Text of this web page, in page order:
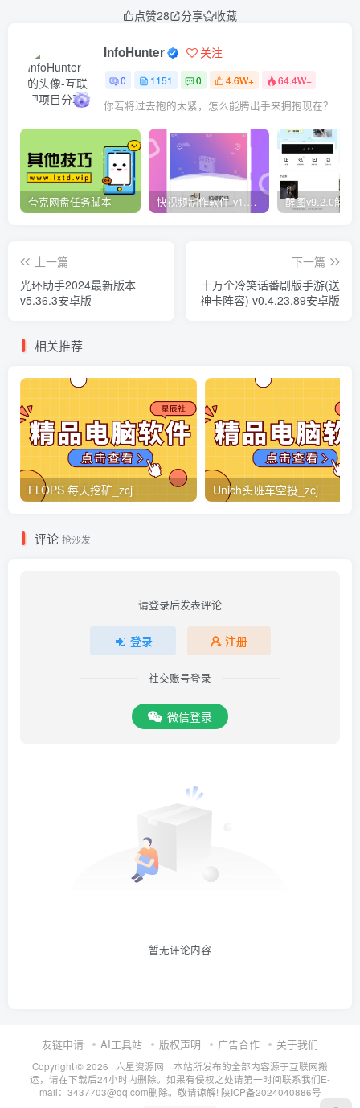
点赞28 分享 收藏
InfoHunter 关注
0 1151 0 4.6W+ 64.4W+
你若将过去抱的太紧，怎么能腾出手来拥抱现在？
夸克网盘任务脚本 快视频制作软件 v1.1.1安卓版
上一篇
光环助手2024最新版本
v5.36.3安卓版
下一篇
十万个冷笑话番剧版手游(送
神卡阵容) v0.4.23.89安卓版
相关推荐
FLOPS 每天挖矿_zcj Unich头班车空投_zcj
评论 抢沙发
请登录后发表评论
登录 注册
社交账号登录
微信登录
暂无评论内容
友链申请 AI工具站 版权声明 广告合作 关于我们
Copyright © 2026 · 六星资源网 · 本站所发布的全部内容源于互联网搬
运，请在下载后24小时内删除。如果有侵权之处请第一时间联系我们E-
mail：3437703@qq.com删除。敬请谅解! 陕ICP备2024040886号